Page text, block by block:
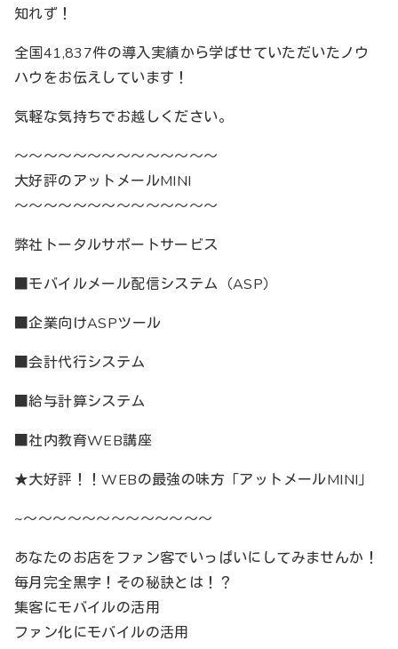
知れず！
全国41,837件の導入実績から学ばせていただいたノウ
ハウをお伝えしています！
気軽な気持ちでお越しください。
～～～～～～～～～～～～～～
大好評のアットメールMINI
～～～～～～～～～～～～～～
弊社トータルサポートサービス
■モバイルメール配信システム（ASP）
■企業向けASPツール
■会計代行システム
■給与計算システム
■社内教育WEB講座
★大好評！！WEBの最強の味方「アットメールMINI」
~～～～～～～～～～～～～～
あなたのお店をファン客でいっぱいにしてみませんか！
毎月完全黒字！その秘訣とは！？
集客にモバイルの活用
ファン化にモバイルの活用